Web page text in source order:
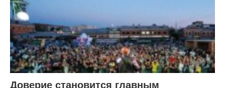
Доверие становится главным